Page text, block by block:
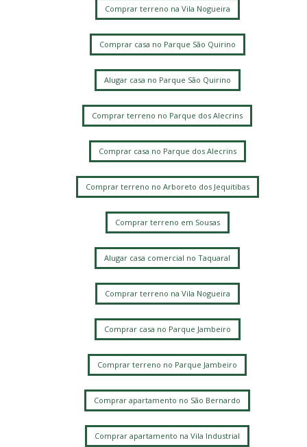
Comprar terreno na Vila Nogueira
Comprar casa no Parque São Quirino
Alugar casa no Parque São Quirino
Comprar terreno no Parque dos Alecrins
Comprar casa no Parque dos Alecrins
Comprar terreno no Arboreto dos Jequitibas
Comprar terreno em Sousas
Alugar casa comercial no Taquaral
Comprar terreno na Vila Nogueira
Comprar casa no Parque Jambeiro
Comprar terreno no Parque Jambeiro
Comprar apartamento no São Bernardo
Comprar apartamento na Vila Industrial